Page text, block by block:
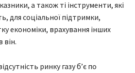
а також ті інструменти, які
для соціальної підтримки,
економіки, врахування інших
він.
ринку газу б’є по